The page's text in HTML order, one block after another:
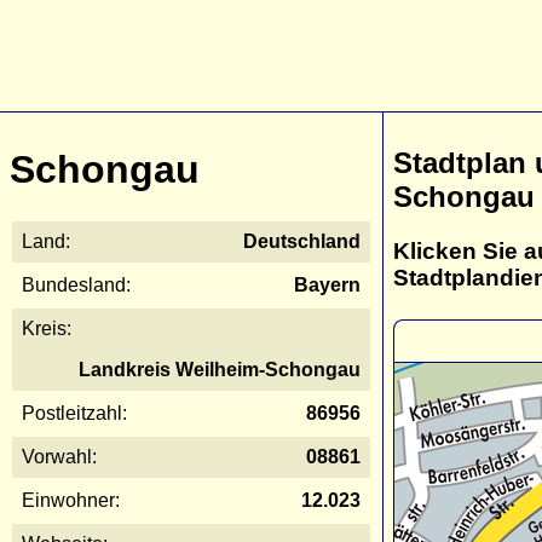
Schongau
Land: Deutschland
Bundesland: Bayern
Kreis:
Landkreis Weilheim-Schongau
Postleitzahl: 86956
Vorwahl: 08861
Einwohner: 12.023
Stadtplan
Schongau
Klicken Sie